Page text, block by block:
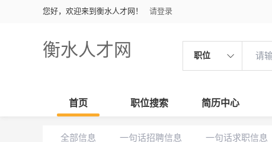
您好，欢迎来到衡水人才网！ 请登录
衡水人才网 职位
首页 职位搜索 简历中心
全部信息 一句话招聘信息 一句话求职信息